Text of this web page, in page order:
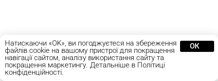
Натискаючи «OK», ви погоджуєтеся на збереження
файлів cookie на вашому пристрої для покращення
навігації сайтом, аналізу використання сайту та
покращення маркетингу. Детальніше в Політиці
конфіденційності.
ОК